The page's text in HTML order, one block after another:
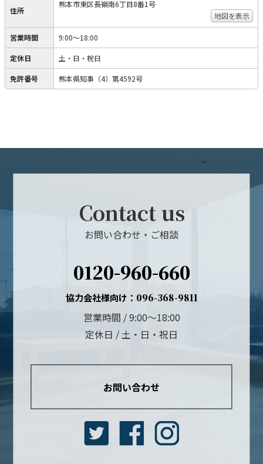
住所
熊本市東区長嶺南6丁目8番1号
地図を表示
営業時間 9:00～18:00
定休日 土・日・祝日
免許番号 熊本県知事（4）第4592号
Contact us
お問い合わせ・ご相談
0120-960-660
協力会社様向け： 096-368-9811
営業時間 / 9:00～18:00
定休日 / 土・日・祝日
お問い合わせ